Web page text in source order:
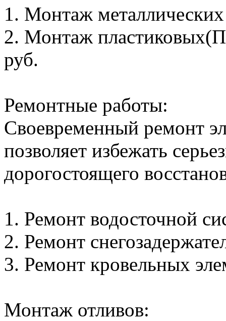
1. Монтаж
2. Монтаж
руб.
Ремонтные работы:
Своевременный ремонт
позволяет избежать
дорогостоящего
1. Ремонт водосточной
2. Ремонт
3. Ремонт кровельных
Монтаж отливов: